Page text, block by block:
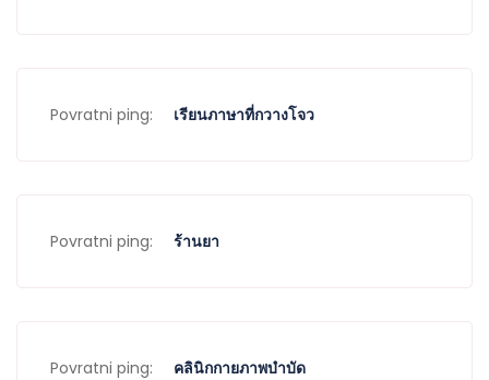
Povratni ping: เรียนภาษาที่กวางโจว
Povratni ping: ร้านยา
Povratni ping: คลินิกกายภาพบำบัด